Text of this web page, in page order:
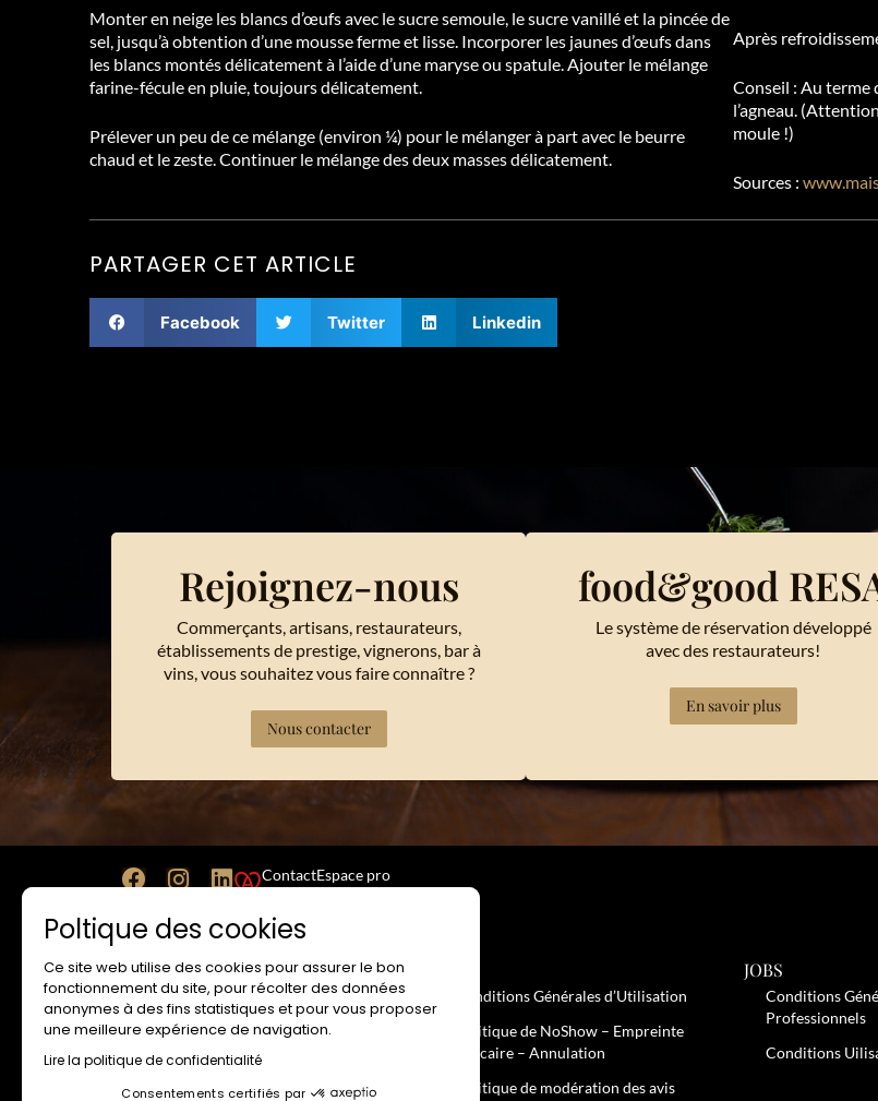
Monter en neige les blancs d’œufs avec le sucre semoule, le sucre vanillé et la pincée de
sel, jusqu’à obtention d’une mousse ferme et lisse. Incorporer les jaunes d’œufs dans
les blancs montés délicatement à l’aide d’une maryse ou spatule. Ajouter le mélange
farine-fécule en pluie, toujours délicatement.
Prélever un peu de ce mélange (environ ¼) pour le mélanger à part avec le beurre
chaud et le zeste. Continuer le mélange des deux masses délicatement.
Après
Conseil : Au terme
l’agneau.
moule !)
Sources :
PARTAGER CET ARTICLE
Facebook Twitter Linkedin
Rejoignez-nous
Commerçants, artisans, restaurateurs,
établissements de prestige, vignerons, bar à
vins, vous souhaitez vous faire connaître ?
Nous contacter
food&good
Le système de réservation développé
avec des restaurateurs!
En savoir plus
ContactEspace pro
SITE INTERNET
Mentions Légales
Conditions Générales d’Utilisation
Politique de Confidentialité
Conditions Générales d’Utilisation
Politique de NoShow – Empreinte
bancaire – Annulation
Politique de modération des avis
JOBS
Conditions
Professionnels
Conditions
Poltique des cookies
Ce site web utilise des cookies pour assurer le bon
fonctionnement du site, pour récolter des données
anonymes à des fins statistiques et pour vous proposer
une meilleure expérience de navigation.
Lire la politique de confidentialité
Consentements certifiés par